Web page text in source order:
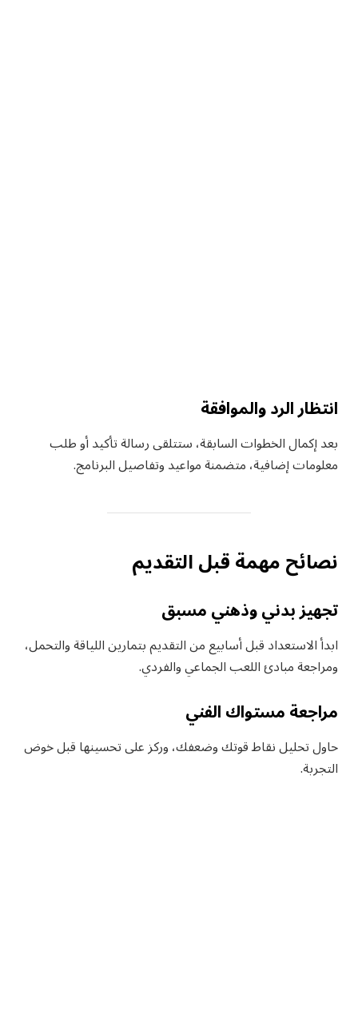
انتظار الرد والموافقة
بعد إكمال الخطوات السابقة، ستتلقى رسالة تأكيد أو طلب
معلومات إضافية، متضمنة مواعيد وتفاصيل البرنامج.
نصائح مهمة قبل التقديم
تجهيز بدني وذهني مسبق
ابدأ الاستعداد قبل أسابيع من التقديم بتمارين اللياقة والتحمل،
ومراجعة مبادئ اللعب الجماعي والفردي.
مراجعة مستواك الفني
حاول تحليل نقاط قوتك وضعفك، وركز على تحسينها قبل خوض
التجربة.